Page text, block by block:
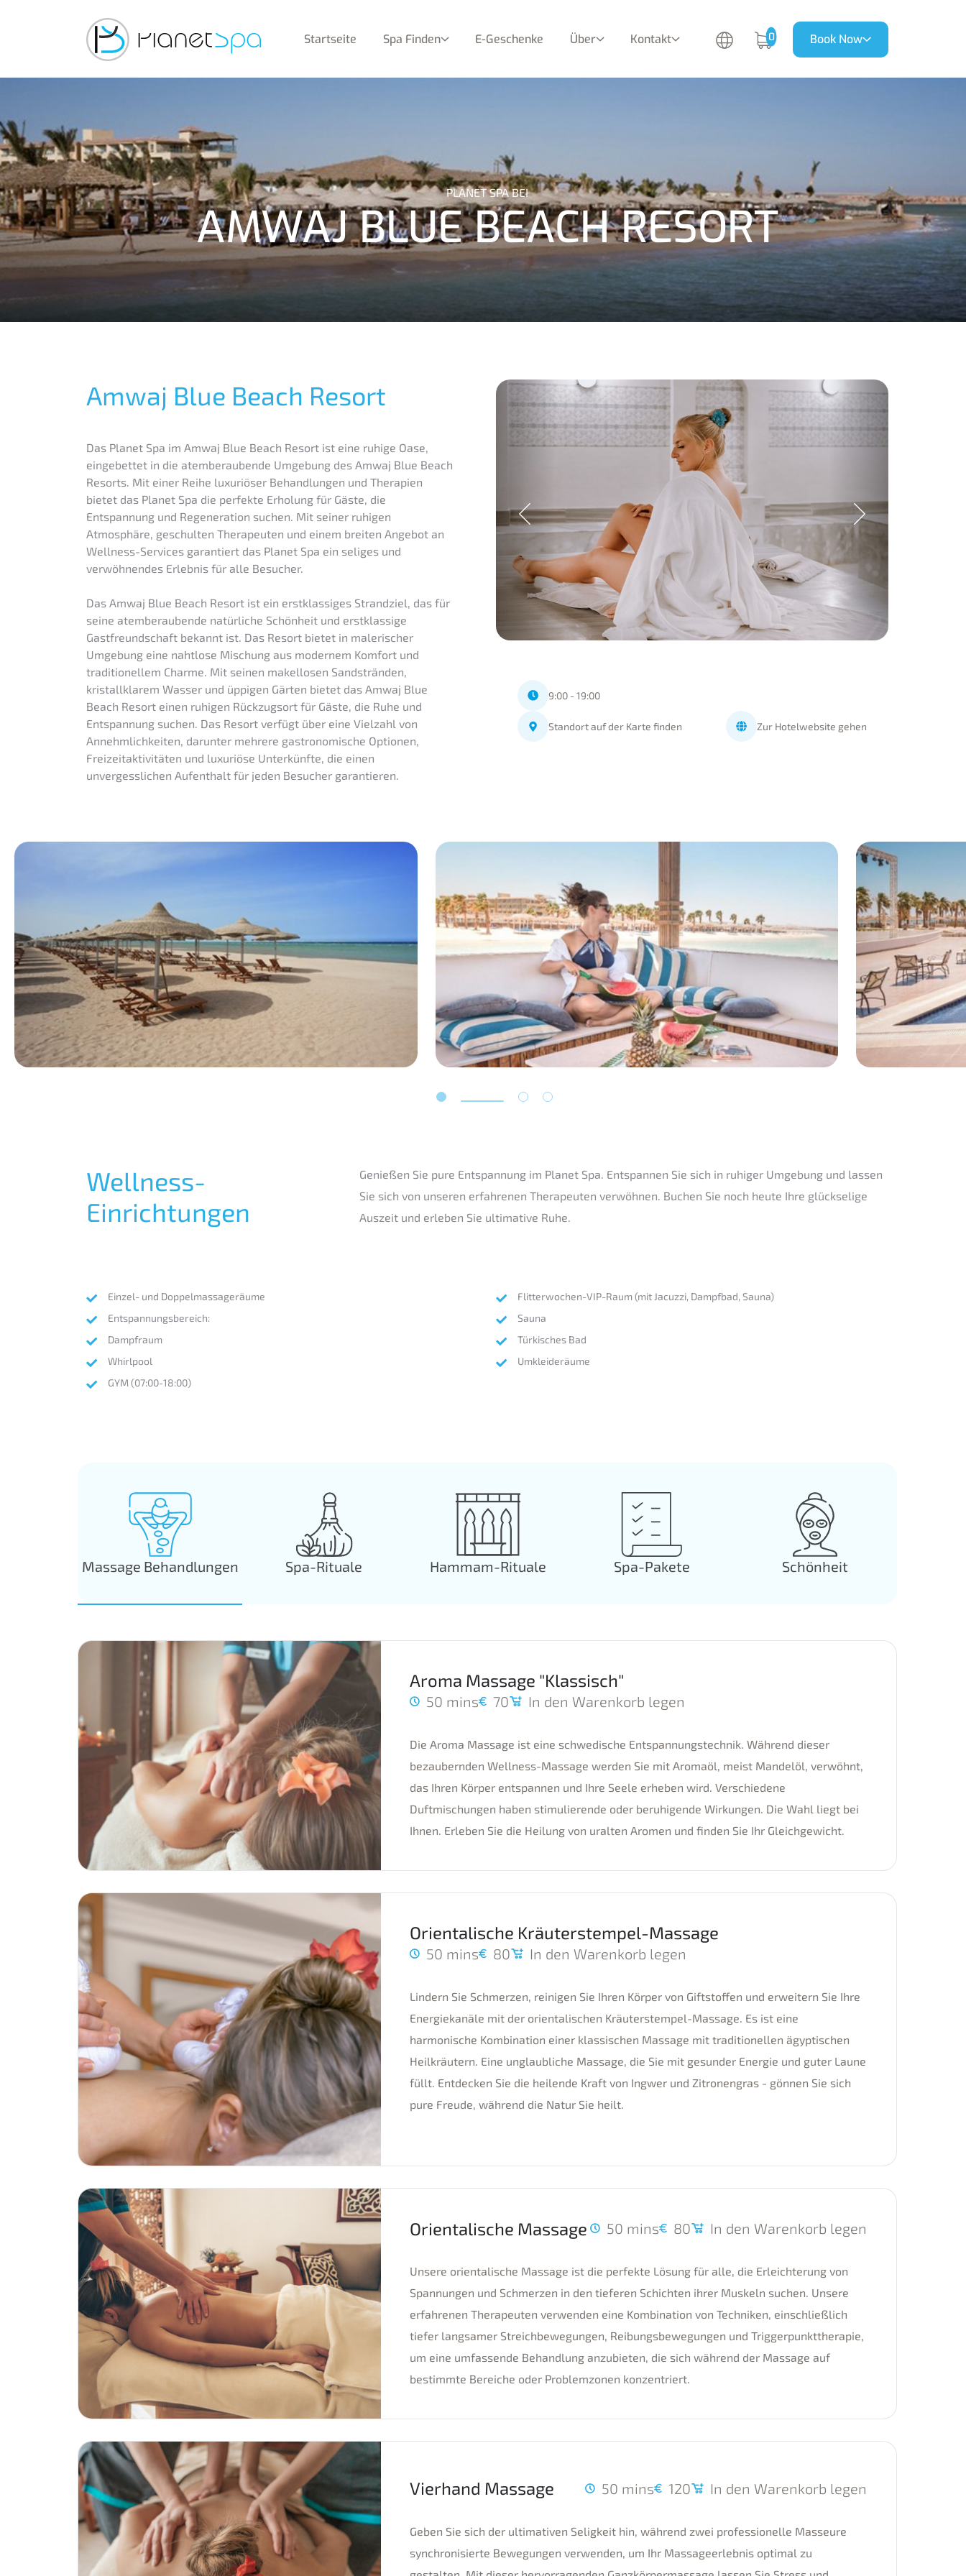
Startseite Spa Finden E-Geschenke Über Kontakt 0 Book Now
PLANET SPA BEI
AMWAJ BLUE BEACH RESORT
Amwaj Blue Beach Resort
Das Planet Spa im Amwaj Blue Beach Resort ist eine ruhige Oase,
eingebettet in die atemberaubende Umgebung des Amwaj Blue Beach
Resorts. Mit einer Reihe luxuriöser Behandlungen und Therapien
bietet das Planet Spa die perfekte Erholung für Gäste, die
Entspannung und Regeneration suchen. Mit seiner ruhigen
Atmosphäre, geschulten Therapeuten und einem breiten Angebot an
Wellness-Services garantiert das Planet Spa ein seliges und
verwöhnendes Erlebnis für alle Besucher.
Das Amwaj Blue Beach Resort ist ein erstklassiges Strandziel, das für
seine atemberaubende natürliche Schönheit und erstklassige
Gastfreundschaft bekannt ist. Das Resort bietet in malerischer
Umgebung eine nahtlose Mischung aus modernem Komfort und
traditionellem Charme. Mit seinen makellosen Sandstränden,
kristallklarem Wasser und üppigen Gärten bietet das Amwaj Blue
Beach Resort einen ruhigen Rückzugsort für Gäste, die Ruhe und
Entspannung suchen. Das Resort verfügt über eine Vielzahl von
Annehmlichkeiten, darunter mehrere gastronomische Optionen,
Freizeitaktivitäten und luxuriöse Unterkünfte, die einen
unvergesslichen Aufenthalt für jeden Besucher garantieren.
9:00 - 19:00
Standort auf der Karte finden Zur Hotelwebsite gehen
Wellness-
Einrichtungen
Genießen Sie pure Entspannung im Planet Spa. Entspannen Sie sich in ruhiger Umgebung und lassen
Sie sich von unseren erfahrenen Therapeuten verwöhnen. Buchen Sie noch heute Ihre glückselige
Auszeit und erleben Sie ultimative Ruhe.
Einzel- und Doppelmassageräume
Entspannungsbereich:
Dampfraum
Whirlpool
GYM (07:00-18:00)
Flitterwochen-VIP-Raum (mit Jacuzzi, Dampfbad, Sauna)
Sauna
Türkisches Bad
Umkleideräume
Massage Behandlungen Spa-Rituale Hammam-Rituale Spa-Pakete Schönheit
Aroma Massage "Klassisch"
50 mins 70 In den Warenkorb legen
Die Aroma Massage ist eine schwedische Entspannungstechnik. Während dieser
bezaubernden Wellness-Massage werden Sie mit Aromaöl, meist Mandelöl, verwöhnt,
das Ihren Körper entspannen und Ihre Seele erheben wird. Verschiedene
Duftmischungen haben stimulierende oder beruhigende Wirkungen. Die Wahl liegt bei
Ihnen. Erleben Sie die Heilung von uralten Aromen und finden Sie Ihr Gleichgewicht.
Orientalische Kräuterstempel-Massage
50 mins 80 In den Warenkorb legen
Lindern Sie Schmerzen, reinigen Sie Ihren Körper von Giftstoffen und erweitern Sie Ihre
Energiekanäle mit der orientalischen Kräuterstempel-Massage. Es ist eine
harmonische Kombination einer klassischen Massage mit traditionellen ägyptischen
Heilkräutern. Eine unglaubliche Massage, die Sie mit gesunder Energie und guter Laune
füllt. Entdecken Sie die heilende Kraft von Ingwer und Zitronengras - gönnen Sie sich
pure Freude, während die Natur Sie heilt.
Orientalische Massage 50 mins 80 In den Warenkorb legen
Unsere orientalische Massage ist die perfekte Lösung für alle, die Erleichterung von
Spannungen und Schmerzen in den tieferen Schichten ihrer Muskeln suchen. Unsere
erfahrenen Therapeuten verwenden eine Kombination von Techniken, einschließlich
tiefer langsamer Streichbewegungen, Reibungsbewegungen und Triggerpunkttherapie,
um eine umfassende Behandlung anzubieten, die sich während der Massage auf
bestimmte Bereiche oder Problemzonen konzentriert.
Vierhand Massage 50 mins 120 In den Warenkorb legen
Geben Sie sich der ultimativen Seligkeit hin, während zwei professionelle Masseure
synchronisierte Bewegungen verwenden, um Ihr Massageerlebnis optimal zu